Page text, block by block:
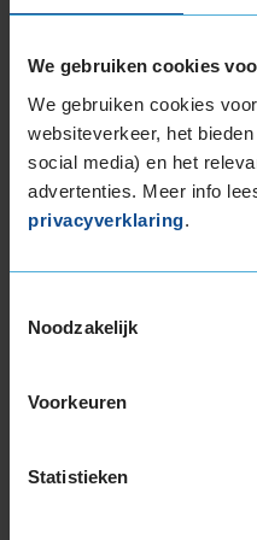
We gebruiken cookies
We gebruiken cookies
websiteverkeer, het
social media) en het
advertenties. Meer info
privacyverklaring.
Noodzakelijk
Voorkeuren
Statistieken
Deze band is
brandstofefficiëntie-
met een minder
In de categorie grip
gewaardeerd met een
De band heeft een
een normale
bandenlabel van deze